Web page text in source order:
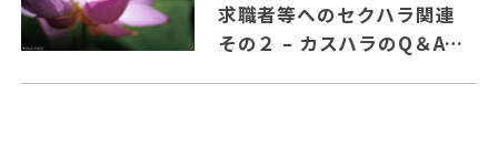
求職者等へのセクハラ関連
その２ – カスハラのQ＆Aの